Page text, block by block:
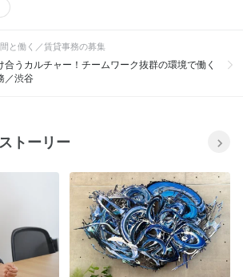
と働く／賃貸事務の募集
合うカルチャー！チームワーク抜群の環境で働く
／渋谷
トーリー